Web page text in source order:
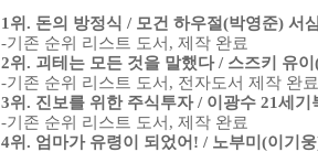
1위. 돈의 방정식 / 모건 하우절(박영준) 서
-기존 순위 리스트 도서, 제작 완료
2위. 괴테는 모든 것을 말했다 / 스즈키 유
-기존 순위 리스트 도서, 전자도서 제작 완료
3위. 진보를 위한 주식투자 / 이광수 21세기
-기존 순위 리스트 도서, 제작 완료
4위. 엄마가 유령이 되었어! / 노부미(이기